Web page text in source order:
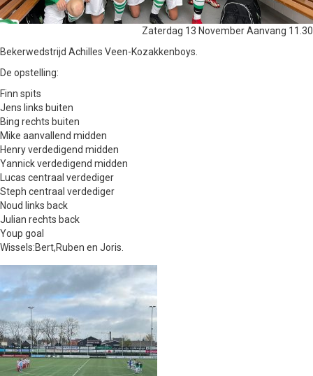
Zaterdag 13 November Aanvang 11.30
Bekerwedstrijd Achilles Veen-Kozakkenboys.
De opstelling:
Finn spits
Jens links buiten
Bing rechts buiten
Mike aanvallend midden
Henry verdedigend midden
Yannick verdedigend midden
Lucas centraal verdediger
Steph centraal verdediger
Noud links back
Julian rechts back
Youp goal
Wissels:Bert,Ruben en Joris.